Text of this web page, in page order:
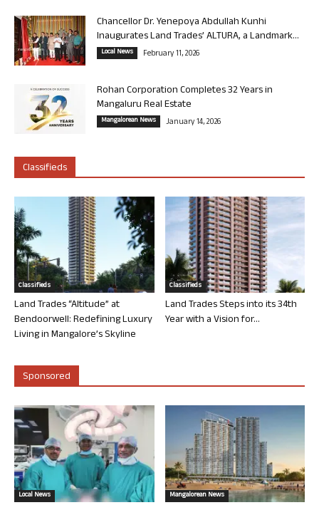
Chancellor Dr. Yenepoya Abdullah Kunhi
Inaugurates Land Trades’ ALTURA, a Landmark...
Local News February 11, 2026
Rohan Corporation Completes 32 Years in
Mangaluru Real Estate
Mangalorean News January 14, 2026
Classifieds
Classifieds
Land Trades “Altitude” at
Bendoorwell: Redefining Luxury
Living in Mangalore’s Skyline
Classifieds
Land Trades Steps into its 34th
Year with a Vision for...
Sponsored
Local News Mangalorean News